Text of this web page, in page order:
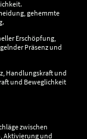
gehemmte
Erschöpfung,
Präsenz und
Handlungskraft und
und Beweglichkeit
zwischen
Aktivierung und